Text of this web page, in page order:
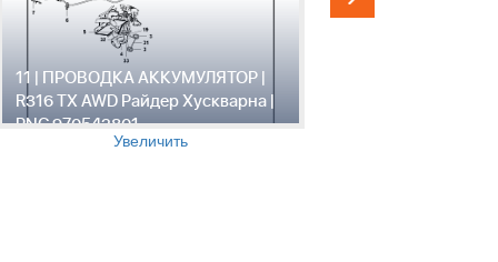
11 | ПРОВОДКА АККУМУЛЯТОР |
R316 TX AWD Райдер Хускварна |
PNC 970542801
Увеличить